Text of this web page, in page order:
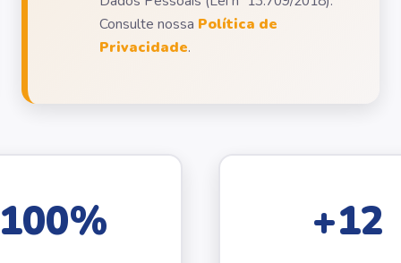
Consulte nossa Política de
Privacidade.
+12